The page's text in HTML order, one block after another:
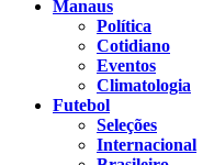
Manaus
Política
Cotidiano
Eventos
Climatologia
Futebol
Seleções
Internacional